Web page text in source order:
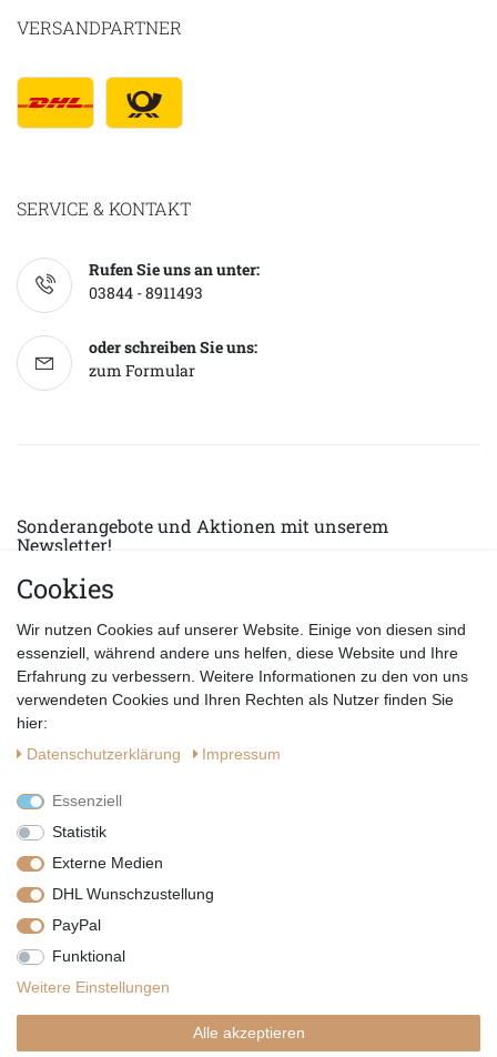
VERSANDPARTNER
SERVICE & KONTAKT
Rufen Sie uns an unter:
03844 - 8911493
oder schreiben Sie uns:
zum Formular
Sonderangebote und Aktionen mit unserem
Newsletter!
E-MAIL *
Datenschutzerklärung
Vertrag widerrufen
Copyright by Telli´s Welt
Cookies
Wir nutzen Cookies auf unserer Website. Einige von diesen sind
essenziell, während andere uns helfen, diese Website und Ihre
Erfahrung zu verbessern. Weitere Informationen zu den von uns
verwendeten Cookies und Ihren Rechten als Nutzer finden Sie
hier:
Daten­schutz­erklärung
Impressum
Essenziell
Statistik
Externe Medien
DHL Wunschzustellung
PayPal
Funktional
Weitere Einstellungen
Alle akzeptieren